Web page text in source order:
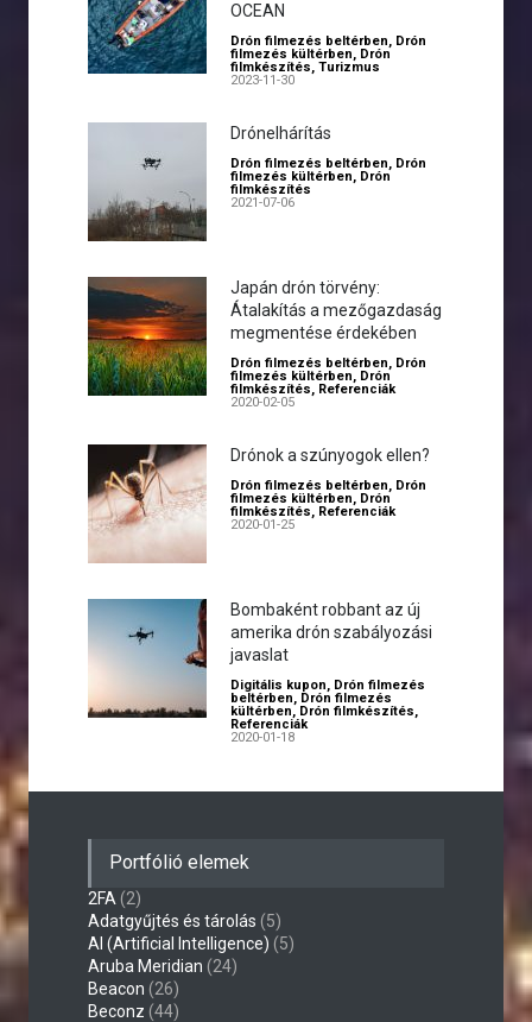
OCEAN
Drón filmezés beltérben, Drón
filmezés kültérben, Drón
filmkészítés, Turizmus
2023-11-30
Drónelhárítás
Drón filmezés beltérben, Drón
filmezés kültérben, Drón
filmkészítés
2021-07-06
Japán drón törvény:
Átalakítás a mezőgazdaság
megmentése érdekében
Drón filmezés beltérben, Drón
filmezés kültérben, Drón
filmkészítés, Referenciák
2020-02-05
Drónok a szúnyogok ellen?
Drón filmezés beltérben, Drón
filmezés kültérben, Drón
filmkészítés, Referenciák
2020-01-25
Bombaként robbant az új
amerika drón szabályozási
javaslat
Digitális kupon, Drón filmezés
beltérben, Drón filmezés
kültérben, Drón filmkészítés,
Referenciák
2020-01-18
Portfólió elemek
2FA (2)
Adatgyűjtés és tárolás (5)
AI (Artificial Intelligence) (5)
Aruba Meridian (24)
Beacon (26)
Beconz (44)